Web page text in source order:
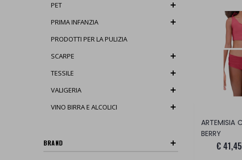
BERRY
€ 41,45
PET
PRIMA INFANZIA
PRODOTTI PER LA PULIZIA
SCARPE
TESSILE
VALIGERIA
VINO BIRRA E ALCOLICI
BRAND